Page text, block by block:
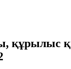
құрылыс